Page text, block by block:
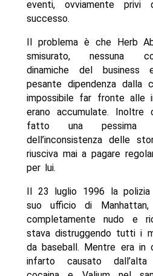
eventi, ovviamente privi
successo.
Il problema è che Herb
smisurato, nessuna
dinamiche del business
pesante dipendenza dalla
impossibile far fronte alle
erano accumulate.
fatto una pessima
dell’inconsistenza delle
riusciva mai a pagare
per lui.
Il 23 luglio 1996 la polizia
suo ufficio di
completamente nudo e
stava distruggendo tutti i
da baseball. Mentre era in
infarto causato